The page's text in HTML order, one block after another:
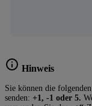
Hinweis
Sie können die
senden: +1, -1 oder 5.